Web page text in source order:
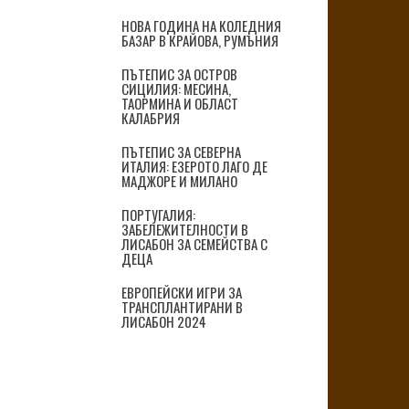
НОВА ГОДИНА НА КОЛЕДНИЯ
БАЗАР В КРАЙОВА, РУМЪНИЯ
ПЪТЕПИС ЗА ОСТРОВ
СИЦИЛИЯ: МЕСИНА,
ТАОРМИНА И ОБЛАСТ
КАЛАБРИЯ
ПЪТЕПИС ЗА СЕВЕРНА
ИТАЛИЯ: ЕЗЕРОТО ЛАГО ДЕ
МАДЖОРЕ И МИЛАНО
ПОРТУГАЛИЯ:
ЗАБЕЛЕЖИТЕЛНОСТИ В
ЛИСАБОН ЗА СЕМЕЙСТВА С
ДЕЦА
ЕВРОПЕЙСКИ ИГРИ ЗА
ТРАНСПЛАНТИРАНИ В
ЛИСАБОН 2024